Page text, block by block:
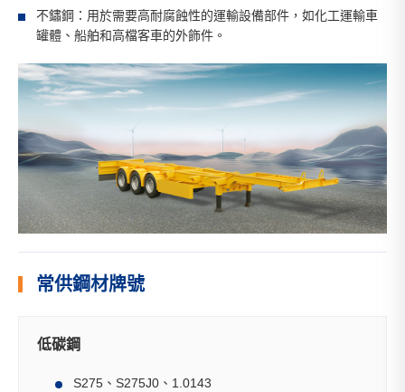
不鏽鋼：用於需要高耐腐蝕性的運輸設備部件，如化工運輸車
罐體、船舶和高檔客車的外飾件。
常供鋼材牌號
低碳鋼
S275、S275J0、1.0143